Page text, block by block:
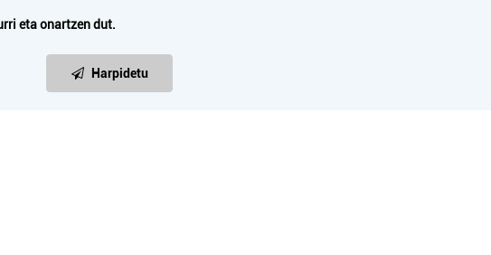
eta onartzen dut.
Harpidetu